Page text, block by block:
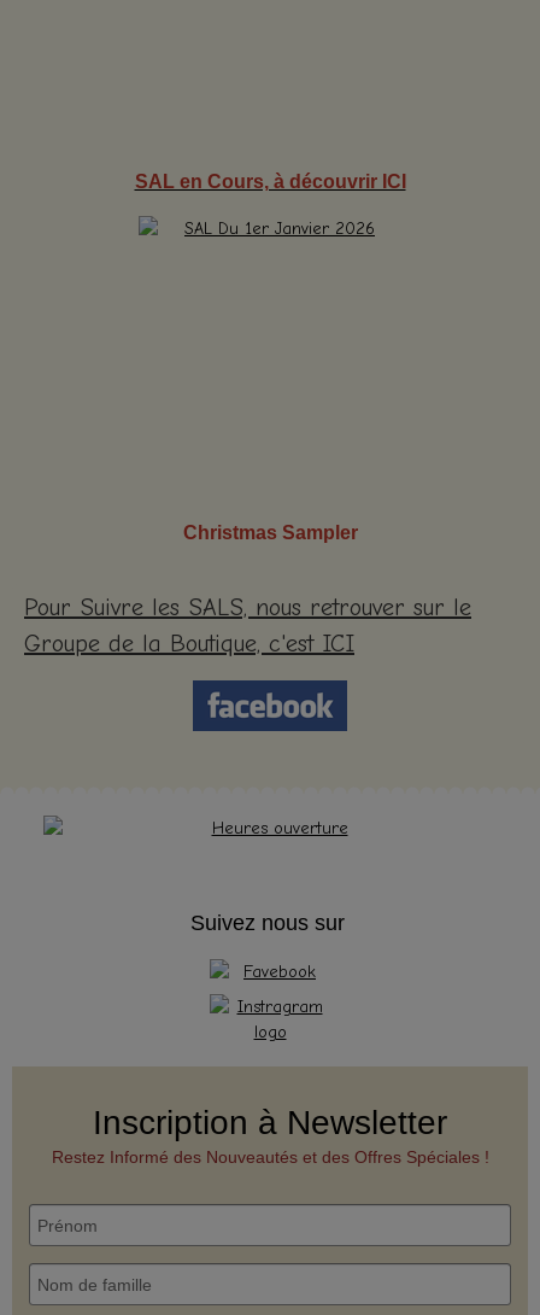
SAL en Cours, à découvrir ICI
Christmas Sampler
Pour Suivre les SALS, nous retrouver sur le
Groupe de la Boutique, c'est ICI
Suivez nous sur
Inscription à Newsletter
Restez Informé des Nouveautés et des Offres Spéciales !